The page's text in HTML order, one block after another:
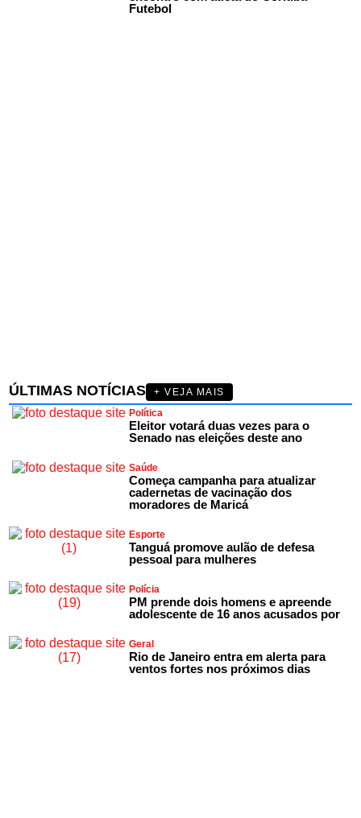
Futebol
ÚLTIMAS NOTÍCIAS
+ VEJA MAIS
Política
Eleitor votará duas vezes para o
Senado nas eleições deste ano
Saúde
Começa campanha para atualizar
cadernetas de vacinação dos
moradores de Maricá
Esporte
Tanguá promove aulão de defesa
pessoal para mulheres
Polícia
PM prende dois homens e apreende
adolescente de 16 anos acusados por
Geral
Rio de Janeiro entra em alerta para
ventos fortes nos próximos dias